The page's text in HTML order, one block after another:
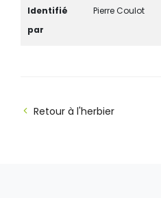
Identifié
par
Pierre Coulot
Retour à l'herbier